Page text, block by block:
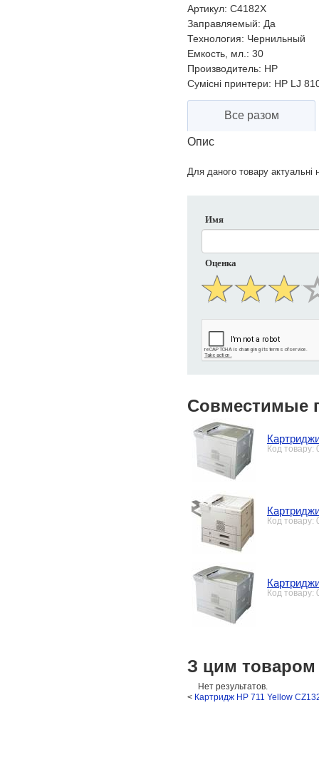
Артикул: C4182X
Заправляемый: Да
Технология: Чернильный
Емкость, мл.: 30
Производитель: HP
Сумісні принтери: HP LJ
Все разом
Опис
Для даного товару актуальні
Имя
Оценка
Совместимые
Код товару:
Код товару:
Код товару:
З цим товаром
Нет результатов.
< Картридж HP 711 Yellow